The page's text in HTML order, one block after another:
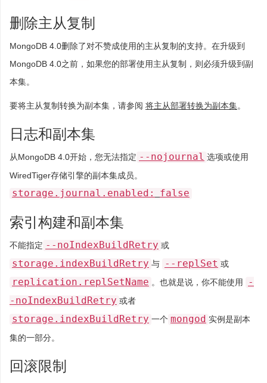
删除主从复制
MongoDB 4.0删除了对不赞成使用的主从复制的支持。在升级到
MongoDB 4.0之前，如果您的部署使用主从复制，则必须升级到副
本集。
要将主从复制转换为副本集，请参阅 将主从部署转换为副本集。
日志和副本集
从MongoDB 4.0开始，您无法指定 --nojournal 选项或使用
WiredTiger存储引擎的副本集成员。
storage.journal.enabled: false
索引构建和副本集
不能指定 --noIndexBuildRetry 或
storage.indexBuildRetry 与 --replSet 或
replication.replSetName 。也就是说，你不能使用
-
-noIndexBuildRetry 或者
storage.indexBuildRetry 一个 mongod 实例是副本
集的一部分。
回滚限制